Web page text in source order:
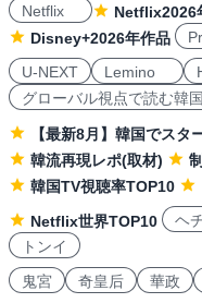
Netflix
Netflix2026
Disney+2026年作品
U-NEXT
Lemino
グローバル視点で読む韓
【最新8月】韓国でスタ
韓流再現レポ(取材)
韓国TV視聴率TOP10
Netflix世界TOP10
ヘ
トンイ
鬼宮
奇皇后 華政